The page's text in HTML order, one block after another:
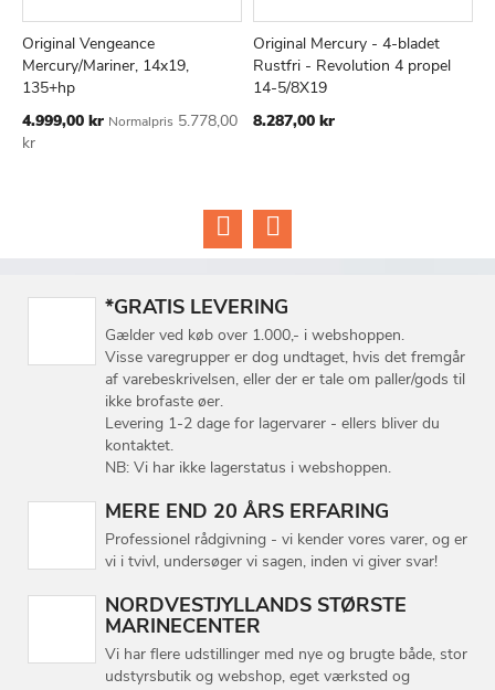
Læg i kurv
TILFØJ
TIL
LISTE
SAMMENLIGN
Original Vengeance
Mercury/Mariner, 14x19,
135+hp
Tilbudspris
4.999,00 kr Normalpris 5.778,00
kr
Læg i kurv
TILFØJ
TIL
Original Mercury - 4-bladet
Rustfri - Revolution 4 propel
14-5/8X19
8.287,00 kr
*GRATIS LEVERING
Gælder ved køb over 1.000,- i webshoppen.
Visse varegrupper er dog undtaget, hvis det fremgår
af varebeskrivelsen, eller der er tale om paller/gods til
ikke brofaste øer.
Levering 1-2 dage for lagervarer - ellers bliver du
kontaktet.
NB: Vi har ikke lagerstatus i webshoppen.
MERE END 20 ÅRS ERFARING
Professionel rådgivning - vi kender vores varer, og er
vi i tvivl, undersøger vi sagen, inden vi giver svar!
NORDVESTJYLLANDS STØRSTE
MARINECENTER
Vi har flere udstillinger med nye og brugte både, stor
udstyrsbutik og webshop, eget værksted og